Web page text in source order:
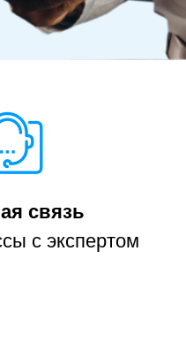
связь
с экспертом